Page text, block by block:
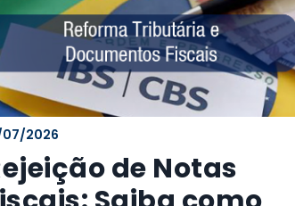
07/2026
de Notas